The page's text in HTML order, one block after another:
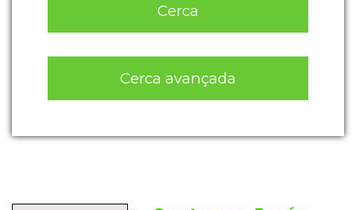
Cerca
Cerca avançada